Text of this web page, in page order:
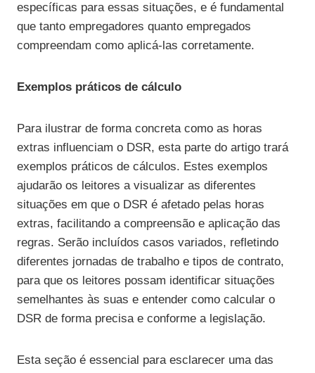
específicas para essas situações, e é fundamental
que tanto empregadores quanto empregados
compreendam como aplicá-las corretamente.
Exemplos práticos de cálculo
Para ilustrar de forma concreta como as horas
extras influenciam o DSR, esta parte do artigo trará
exemplos práticos de cálculos. Estes exemplos
ajudarão os leitores a visualizar as diferentes
situações em que o DSR é afetado pelas horas
extras, facilitando a compreensão e aplicação das
regras. Serão incluídos casos variados, refletindo
diferentes jornadas de trabalho e tipos de contrato,
para que os leitores possam identificar situações
semelhantes às suas e entender como calcular o
DSR de forma precisa e conforme a legislação.
Esta seção é essencial para esclarecer uma das